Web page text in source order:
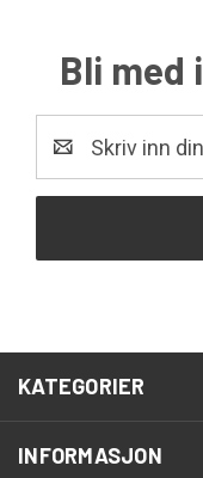
Bli med
KATEGORIER
INFORMASJON